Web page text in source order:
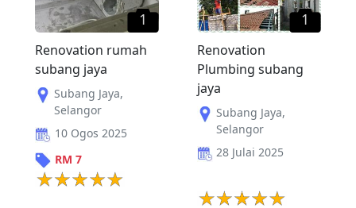
1
Renovation rumah
subang jaya
Subang Jaya,
Selangor
10 Ogos 2025
RM 7
1
Renovation
Plumbing subang
jaya
Subang Jaya,
Selangor
28 Julai 2025